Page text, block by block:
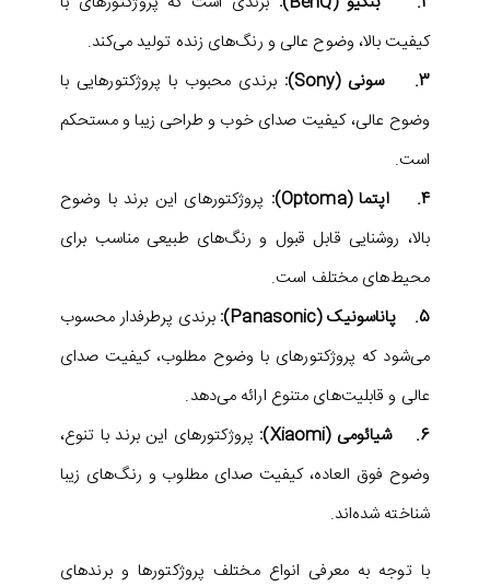
کیفیت بالا، وضوح عالی و رنگ‌های زنده تولید می‌کند.
3. سونی (Sony):
برندی محبوب با پروژکتورهایی با
وضوح عالی، کیفیت صدای خوب و طراحی زیبا و مستحکم
است.
4. اپتما (Optoma):
پروژکتورهای این برند با وضوح
بالا، روشنایی قابل قبول و رنگ‌های طبیعی مناسب برای
محیط‌های مختلف است.
5. پاناسونیک (Panasonic):
برندی پرطرفدار محسوب
می‌شود که پروژکتورهای با وضوح مطلوب، کیفیت صدای
عالی و قابلیت‌های متنوع ارائه می‌دهد.
6. شیائومی (Xiaomi):
پروژکتورهای این برند با تنوع،
وضوح فوق العاده، کیفیت صدای مطلوب و رنگ‌های زیبا
شناخته شده‌اند.
با توجه به معرفی انواع مختلف پروژکتورها و برندهای